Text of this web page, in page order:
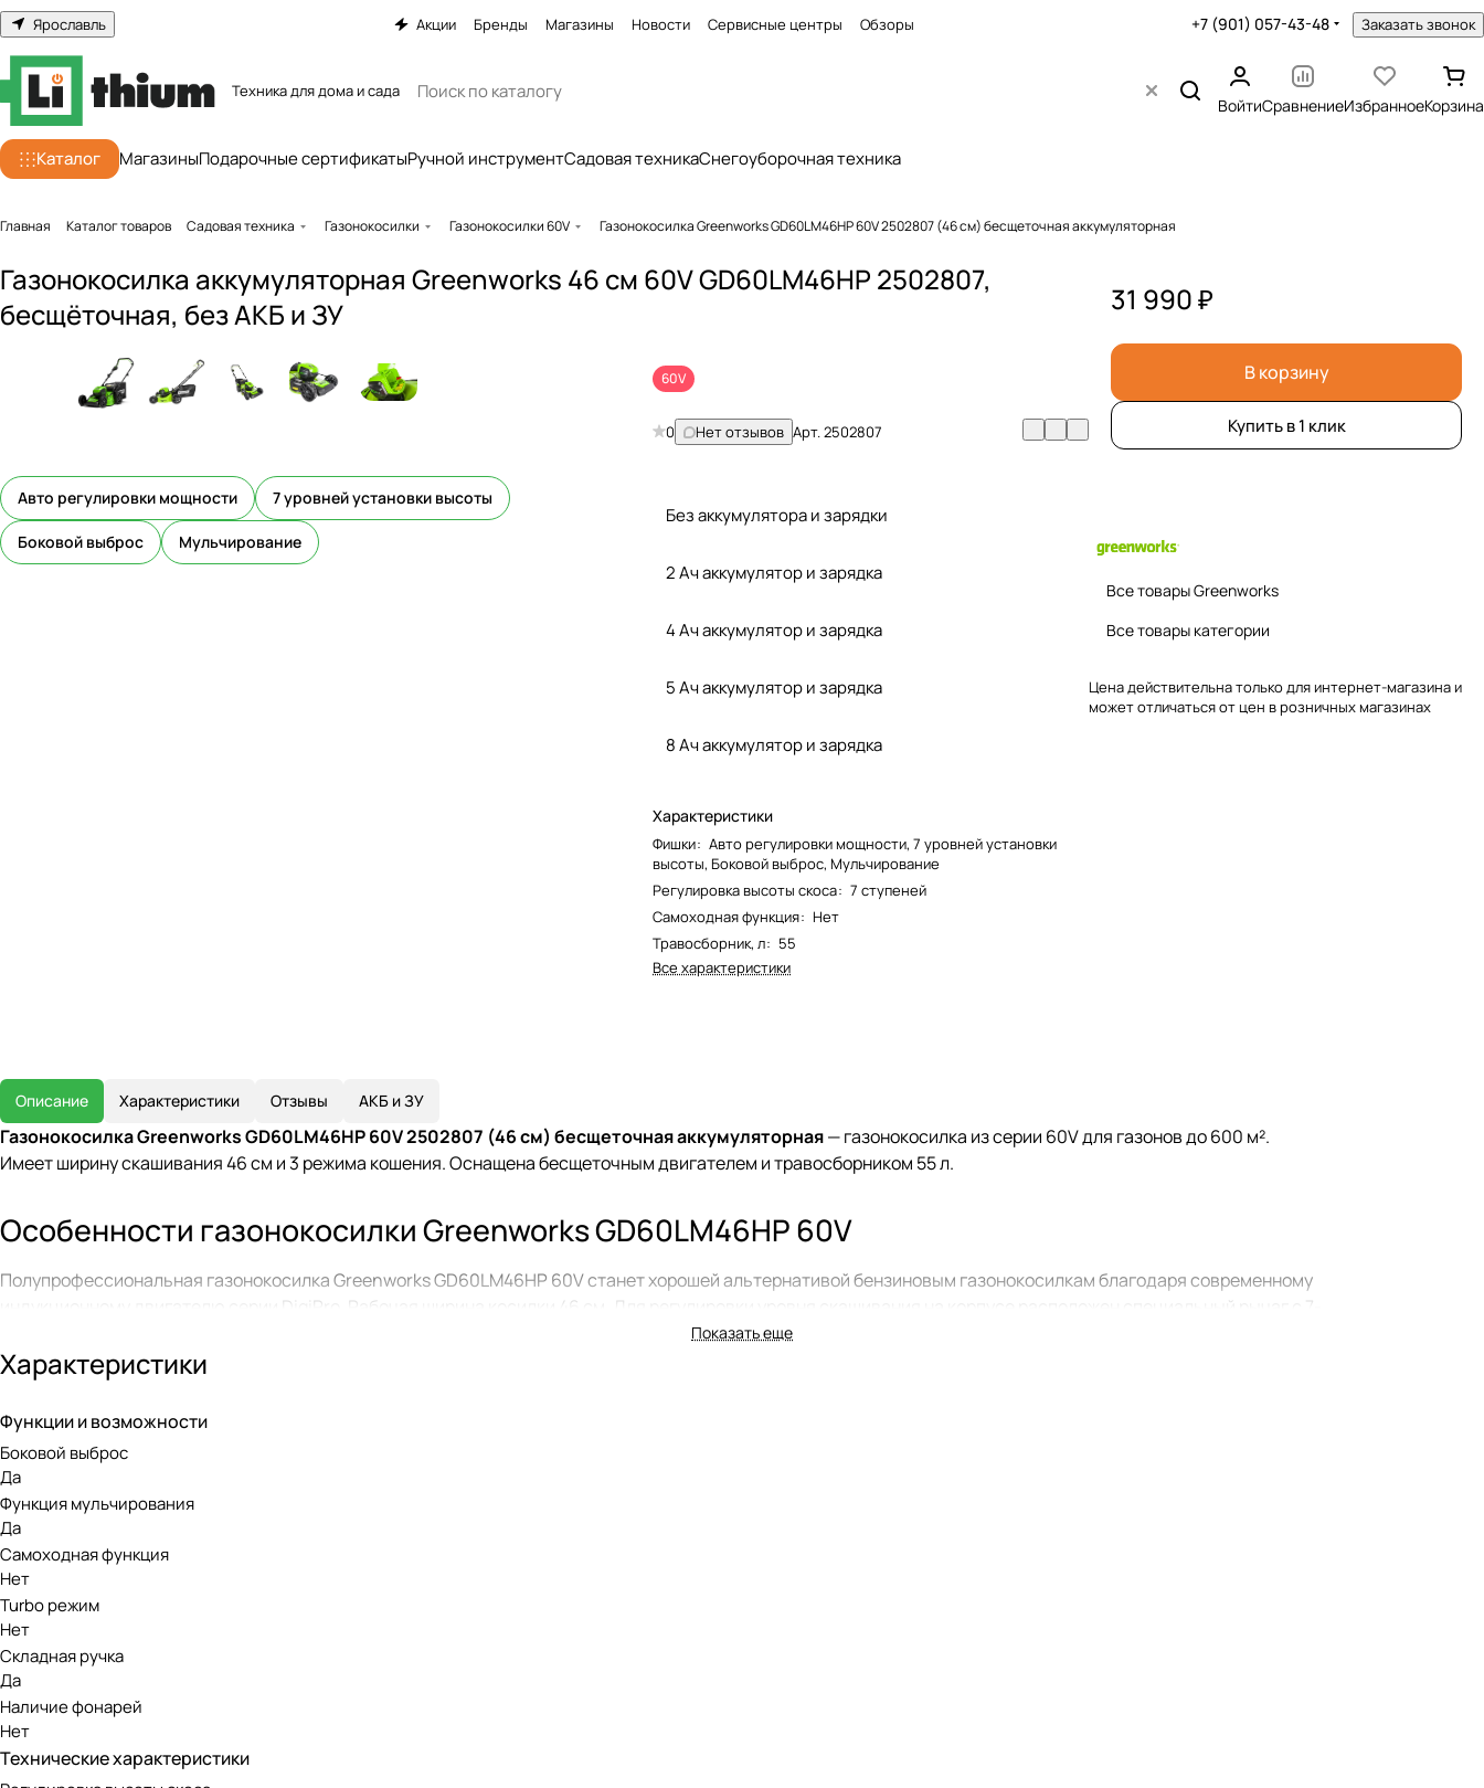
Ярославль Акции Бренды Магазины Новости Сервисные центры Обзоры +7 (901) 057-43-48 Заказать звонок
Техника для дома и сада
ВойтиСравнениеИзбранноеКорзина
Каталог МагазиныПодарочные сертификатыРучной инструментСадовая техникаСнегоуборочная техника
Главная Каталог товаров Садовая техника Газонокосилки Газонокосилки 60V Газонокосилка Greenworks GD60LM46HP 60V 2502807 (46 см) бесщеточная аккумуляторная
Газонокосилка аккумуляторная Greenworks 46 см 60V GD60LM46HP 2502807,
бесщёточная, без АКБ и ЗУ
Авто регулировки мощности 7 уровней установки высоты
Боковой выброс Мульчирование
60V
0 Нет отзывов Арт.2502807
Без аккумулятора и зарядки
2 Ач аккумулятор и зарядка
4 Ач аккумулятор и зарядка
5 Ач аккумулятор и зарядка
8 Ач аккумулятор и зарядка
Характеристики
Фишки: Авто регулировки мощности, 7 уровней установки
высоты, Боковой выброс, Мульчирование
Регулировка высоты скоса: 7 ступеней
Самоходная функция: Нет
Травосборник, л: 55
Все характеристики
31 990 ₽
В корзину
Купить в 1 клик
Все товары Greenworks
Все товары категории
Цена действительна только для интернет-магазина и
может отличаться от цен в розничных магазинах
Описание Характеристики Отзывы АКБ и ЗУ
Газонокосилка Greenworks GD60LM46HP 60V 2502807 (46 см) бесщеточная аккумуляторная— газонокосилка из серии 60V для газонов до 600 м².
Имеет ширину скашивания 46 см и 3 режима кошения. Оснащена бесщеточным двигателем и травосборником 55 л.
Особенности газонокосилки Greenworks GD60LM46HP 60V
Полупрофессиональная газонокосилка Greenworks GD60LM46HP 60V станет хорошей альтернативой бензиновым газонокосилкам благодаря современному
индукционному двигателю серии DigiPro. Рабочая ширина косилки 46 см. Для регулировки уровня скашивания на корпусе расположен специальный рычаг с 7-
Газонокосилка может работать в 3 режимах:
газон.
Сбор в травосборник — стрижка травы со сбором травы в травосборник.
Боковой выброс — покос с выбросом состриженной травы в сторону.
Высота скашивания регулируется от 25 до 80 мм, привод регулировки производится на все 4 колеса одновременно. Дополнительный предохранитель
защищает двигатель от механических повреждение при попадании ножа на твердый предмет. Для долговечной службы дека косилки сделана из стали, а
корпус из специального “мягкого” ABS пластика, устойчивого к сколам и трещинам. Ручка газонокосилки складывается, что облегчает транспортировку и
обеспечивает более компактное хранение устройства.
Бесщеточный двигатель DigiPro
Газонокосилка оснащена передовым бесщеточным двигателем. Такой двигатель меньше подвержен износу, имеет более продолжительный срок службы и не
нуждается в сложном обслуживании, при этом экологичен и отличается пониженным уровнем шума и вибрации.
Показать еще
Характеристики
Функции и возможности
Боковой выброс
Да
Функция мульчирования
Да
Самоходная функция
Нет
Turbo режим
Нет
Складная ручка
Да
Наличие фонарей
Нет
Технические характеристики